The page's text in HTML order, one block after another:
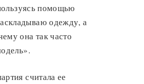
помощью
одежду, а
она так часто
считала ее